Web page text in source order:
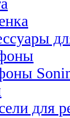
для